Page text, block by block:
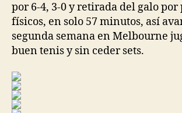
por 6-4, 3-0 y retirada del galo
físicos, en solo 57 minutos, así
segunda semana en Melbourne
buen tenis y sin ceder sets.